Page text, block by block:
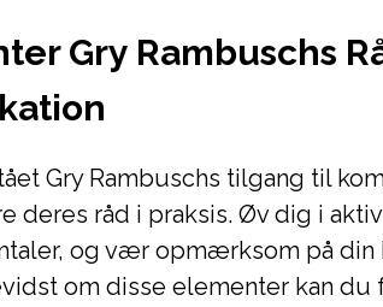
Gry Rambuschs
Gry Rambuschs tilgang til
deres råd i praksis. Øv dig i
og vær opmærksom på din
om disse elementer kan du